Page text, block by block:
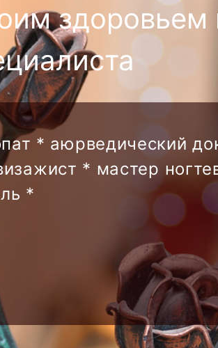
здоровьем
* аюрведический
* мастер
*